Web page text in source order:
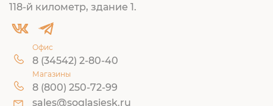
118-й километр, здание 1.
Офис
8 (34542) 2-80-40
Магазины
8 (800) 250-72-99
sales@soglasiesk.ru